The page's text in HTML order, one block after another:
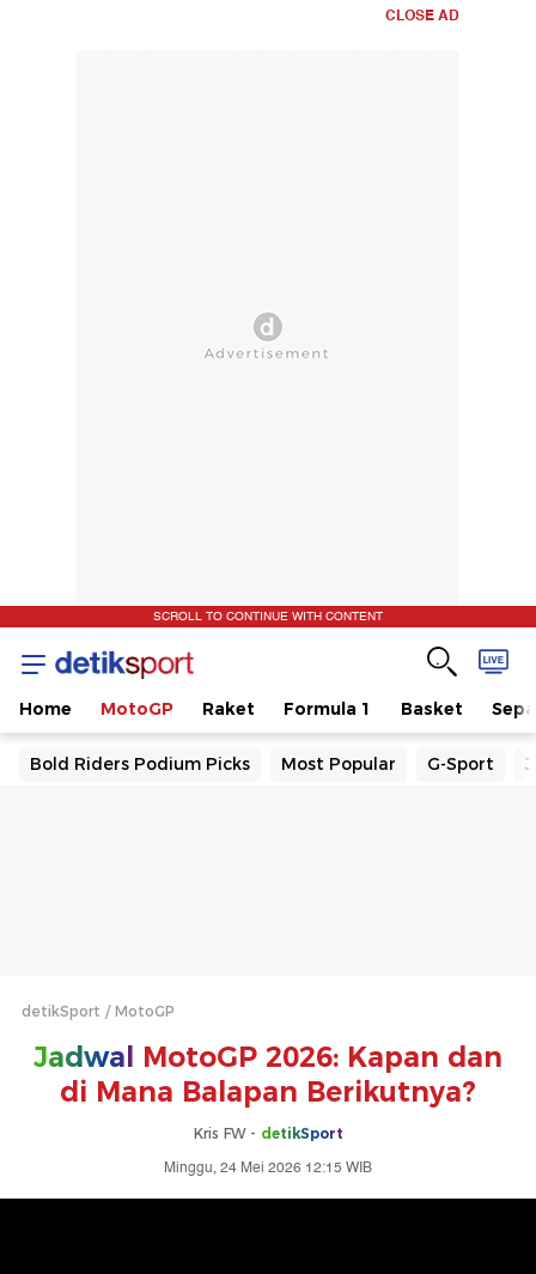
CLOSE AD
SCROLL TO CONTINUE WITH CONTENT
Home MotoGP Raket Formula 1 Basket
Bold Riders Podium Picks Most Popular G-Sport
detikSport MotoGP
Jadwal
MotoGP 2026: Kapan dan
di Mana Balapan Berikutnya?
Kris FW - detikSport
Minggu, 24 Mei 2026 12:15 WIB